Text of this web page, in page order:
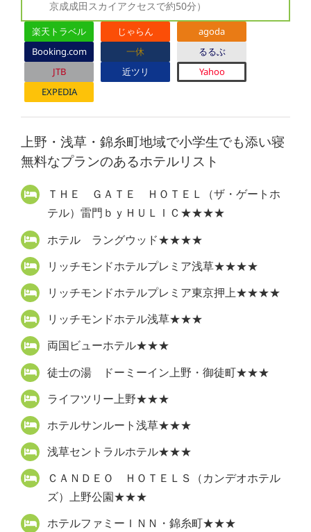
京成成田スカイアクセスで約50分）
楽天トラベル じゃらん
agoda
Booking.com
一休
るるぶ
JTB
近ツリ
Yahoo
EXPEDIA
上野・浅草・錦糸町地域で小学生でも添い寝
無料なプランのあるホテルリスト
ＴＨＥ ＧＡＴＥ ＨＯＴＥＬ（ザ・ゲートホ
テル）雷門ｂｙＨＵＬＩＣ★★★★
ホテル ラングウッド★★★★
リッチモンドホテルプレミア浅草★★★★
リッチモンドホテルプレミア東京押上★★★★
リッチモンドホテル浅草★★★
両国ビューホテル★★★
徒士の湯 ドーミーイン上野・御徒町★★★
ライフツリー上野★★★
ホテルサンルート浅草★★★
浅草セントラルホテル★★★
ＣＡＮＤＥＯ ＨＯＴＥＬＳ（カンデオホテル
ズ）上野公園★★★
ホテルファミーＩＮＮ・錦糸町★★★